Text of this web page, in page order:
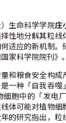
生命科学学院庄
性地分解其粒线
何适应的新机制
家科学院院刊》。
和粮食安全构
一种「自我吞
细胞中的「发电
体可能对植物细
的研究指出，